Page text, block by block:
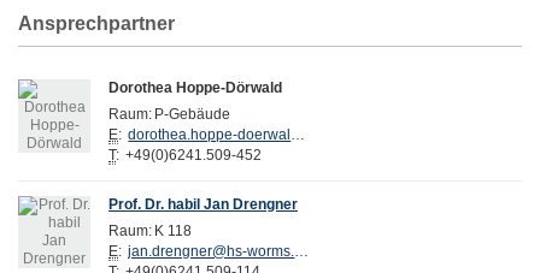
Ansprechpartner
Dorothea Hoppe-Dörwald
Raum: P-Gebäude
E:
dorothea.hoppe-doerwald@hs-worms.de
T: +49(0)6241.509-452
Prof. Dr. habil Jan Drengner
Raum: K 118
E:
jan.drengner@hs-worms.de